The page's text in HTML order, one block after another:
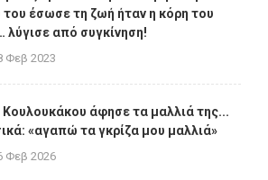
έσωσε τη ζωή ήταν η κόρη του
λύγισε από συγκίνηση!
Φεβ 2023
Κουλουκάκου άφησε τα μαλλιά της...
«αγαπώ τα γκρίζα μου μαλλιά»
Φεβ 2026